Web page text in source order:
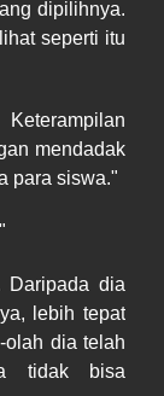
dipilihnya.
seperti itu
mendadak
para siswa."
Daripada dia
lebih tepat
olah dia telah
tidak bisa